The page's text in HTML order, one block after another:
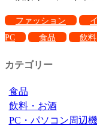
ファッション
PC
食品 飲料
カテゴリー
食品
飲料・お酒
PC・パソコン周辺